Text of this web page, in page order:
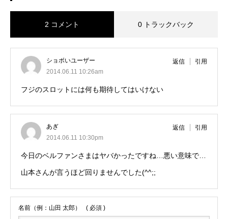
2 コメント 0 トラックバック
ショボいユーザー
2014.06.11 10:26am
返信 引用
フジのスロットには何も期待してはいけない
あぎ
2014.06.11 10:30pm
返信 引用
今日のベルファンさまはヤバかったですね…悪い意味で…
山本さんが言うほど回りませんでした(^^;;
名前（例：山田 太郎） ( 必須 )